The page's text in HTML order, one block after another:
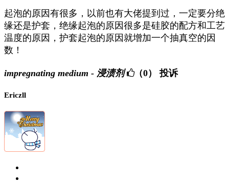
起泡的原因有很多，以前也有大佬提到过，一定要分绝
缘还是护套，绝缘起泡的原因很多是硅胶的配方和工艺
温度的原因，护套起泡的原因就增加一个抽真空的因
数！
impregnating medium - 浸渍剂 （0） 投诉
Ericzll